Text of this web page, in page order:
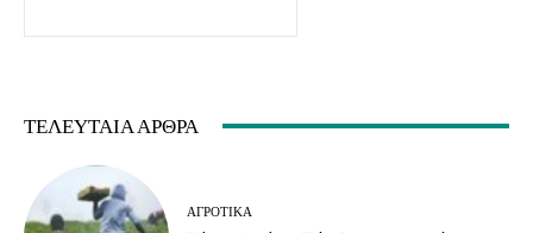
ΤΕΛΕΥΤΑΊΑ ΆΡΘΡΑ
ΑΓΡΟΤΙΚΆ